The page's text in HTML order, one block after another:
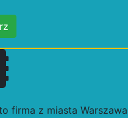
firma z miasta Warszawa